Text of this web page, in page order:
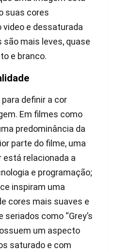
suas cores
e dessaturada
são mais leves, quase
e branco.
definir a cor
Em filmes como
predominância da
parte do filme, uma
está relacionada a
e programação;
inspiram uma
cores mais suaves e
seriados como “Grey’s
um aspecto
saturado e com